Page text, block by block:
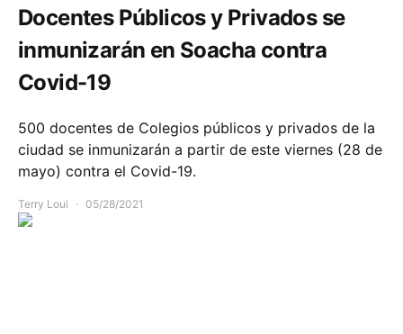
Docentes Públicos y Privados se
inmunizarán en Soacha contra
Covid-19
500 docentes de Colegios públicos y privados de la
ciudad se inmunizarán a partir de este viernes (28 de
mayo) contra el Covid-19.
Terry Loui 05/28/2021